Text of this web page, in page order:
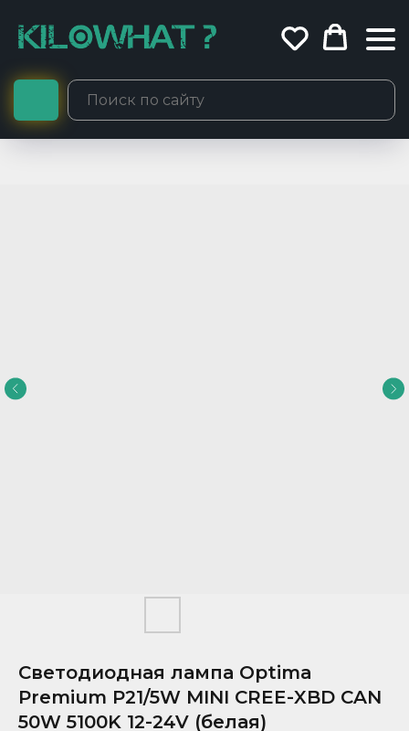
Светодиодная лампа Optima
Premium P21/5W MINI CREE-XBD CAN
50W 5100K 12-24V (белая)